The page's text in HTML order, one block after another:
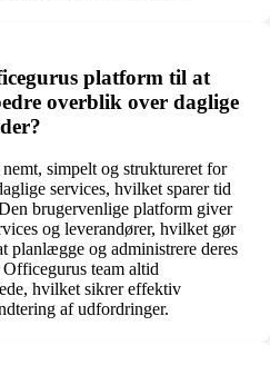
platform til at
overblik over daglige
simpelt og struktureret for
services, hvilket sparer tid
brugervenlige platform giver
og leverandører, hvilket gør
planlægge og administrere deres
team altid
hvilket sikrer effektiv
af udfordringer.